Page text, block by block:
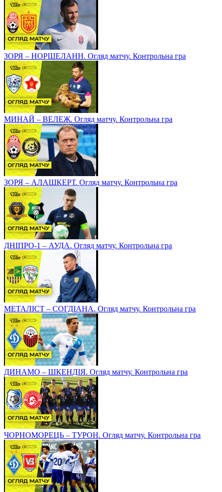
ЗОРЯ – НОРШЕЛАНН. Огляд матчу. Контрольна гра
МИНАЙ – ВЕЛЕЖ. Огляд матчу. Контрольна гра
ЗОРЯ – АЛАШКЕРТ. Огляд матчу. Контрольна гра
ДНІПРО-1 – АУДА. Огляд матчу. Контрольна гра
МЕТАЛІСТ – СОГДІАНА. Огляд матчу. Контрольна гра
ДИНАМО – ШКЕНДІЯ. Огляд матчу. Контрольна гра
ЧОРНОМОРЕЦЬ – ТУРОН. Огляд матчу. Контрольна гра